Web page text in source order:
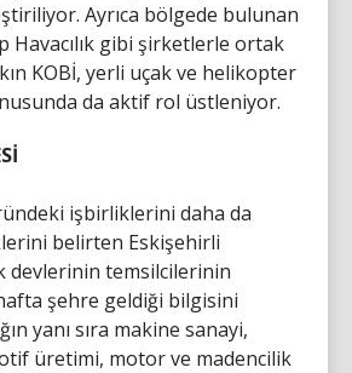
Ayrıca bölgede bulunan
Havacılık gibi şirketlerle ortak
KOBİ, yerli uçak ve helikopter
da aktif rol üstleniyor.
işbirliklerini daha da
belirten Eskişehirli
devlerinin temsilcilerinin
şehre geldiği bilgisini
yanı sıra makine sanayi,
üretimi, motor ve madencilik